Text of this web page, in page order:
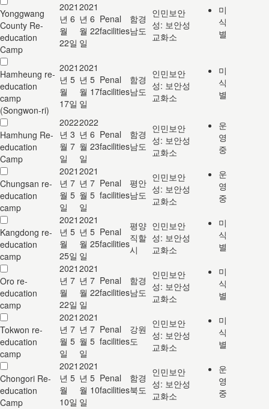
Yonggwang
County Re-
education
Camp
2021
년 6
월
22일
2021
년 6
월 22
일
Penal
facilities
함경
남도
인민보안
성: 보안성
교화소
미
식
별
Hamheung re-
education
camp
(Songwon-ri)
2021
년 5
월
17일
2021
년 5
월 17
일
Penal
facilities
함경
남도
인민보안
성: 보안성
교화소
미
식
별
Hamhung Re-
education
Camp
2022
년 3
월 7
일
2022
년 6
월 23
일
Penal
facilities
함경
남도
인민보안
성: 보안성
교화소
운
영
중
Chungsan re-
education
camp
2021
년 7
월 5
일
2021
년 7
월 5
일
Penal
facilities
평안
남도
인민보안
성: 보안성
교화소
운
영
중
Kangdong re-
education
camp
2021
년 5
월
25일
2021
년 5
월 25
일
Penal
facilities
평양
직할
시
인민보안
성: 보안성
교화소
미
식
별
Oro re-
education
camp
2021
년 7
월
22일
2021
년 7
월 22
일
Penal
facilities
함경
남도
인민보안
성: 보안성
교화소
미
식
별
Tokwon re-
education
camp
2021
년 7
월 5
일
2021
년 7
월 5
일
Penal
facilities
강원
도
인민보안
성: 보안성
교화소
미
식
별
Chongori Re-
education
Camp
2021
년 5
월
10일
2021
년 5
월 10
일
Penal
facilities
함경
북도
인민보안
성: 보안성
교화소
운
영
중